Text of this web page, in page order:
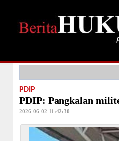
PDIP
PDIP: Pangkalan
2026-06-02 11:42:30